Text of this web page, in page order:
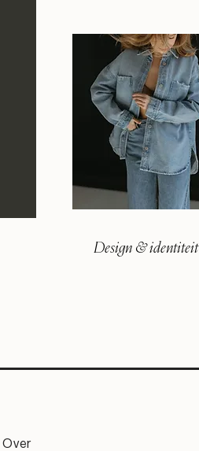
Design & identiteit
Over